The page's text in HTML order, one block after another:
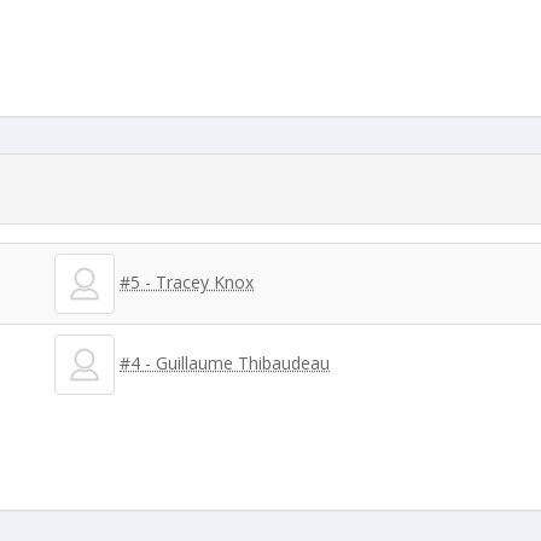
#5 - Tracey Knox
#4 - Guillaume Thibaudeau